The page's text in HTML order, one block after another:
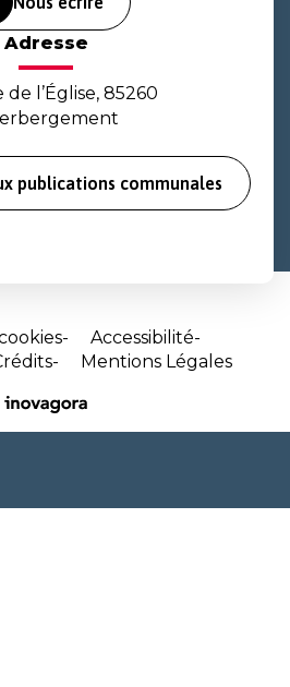
Adresse
de l’Église, 85260
publications communales
Accessibilité
Mentions Légales
Site
réalisé